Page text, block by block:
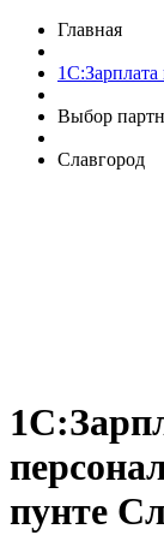
Главная
Выбор
Славгород
пунте